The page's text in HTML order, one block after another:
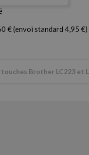
€ (envoi standard 4,95 €)
Brother LC223 et